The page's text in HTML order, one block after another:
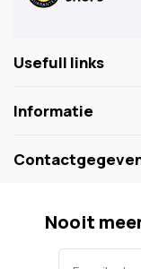
Usefull links
Informatie
Nooit